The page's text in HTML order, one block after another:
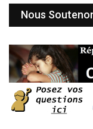
Nous